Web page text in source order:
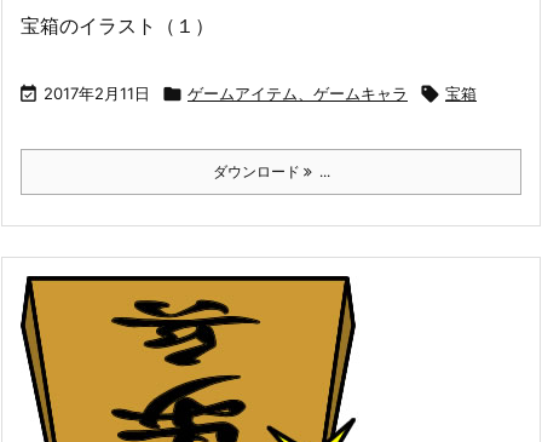
宝箱のイラスト（１）
 2017年2月11日  ゲームアイテム、ゲームキャラ  宝箱
ダウンロード ...